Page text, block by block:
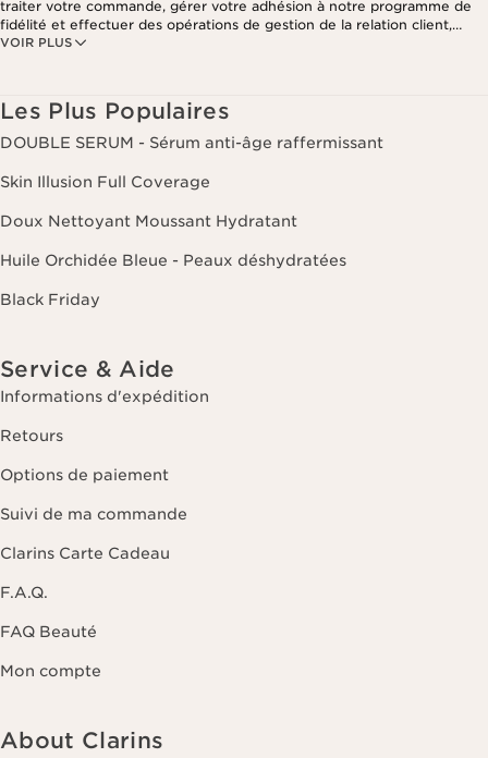
VOIR PLUS
traiter votre commande, gérer votre adhésion à notre programme de
fidélité et effectuer des opérations de gestion de la relation client,
notamment pour vous adresser des offres personnalisées en fonction
Les Plus Populaires
DOUBLE SERUM - Sérum anti-âge raffermissant
Skin Illusion Full Coverage
Doux Nettoyant Moussant Hydratant
Huile Orchidée Bleue - Peaux déshydratées
Black Friday
Service & Aide
Informations d'expédition
Retours
Options de paiement
Suivi de ma commande
Clarins Carte Cadeau
F.A.Q.
FAQ Beauté
Mon compte
About Clarins